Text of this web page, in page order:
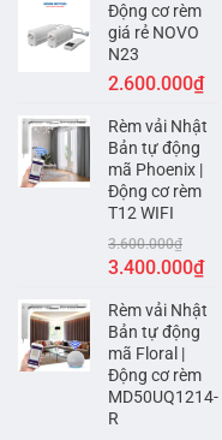
là:
3.200.000₫.
Động cơ rèm
giá rẻ NOVO
N23
2.600.000₫
Rèm vải Nhật
Bản tự động
mã Phoenix |
Động cơ rèm
T12 WIFI
3.600.000₫
Giá
là:
3.600.000₫.
3.400.000₫Giá
tại
Rèm vải Nhật
Bản tự động
mã Floral |
Động cơ rèm
MD50UQ1214-
R